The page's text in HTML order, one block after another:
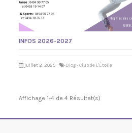
INFOS 2026-2027
juillet 2, 2025 Blog - Club de L'Étoile
Affichage 1-4 de 4 Résultat(s)